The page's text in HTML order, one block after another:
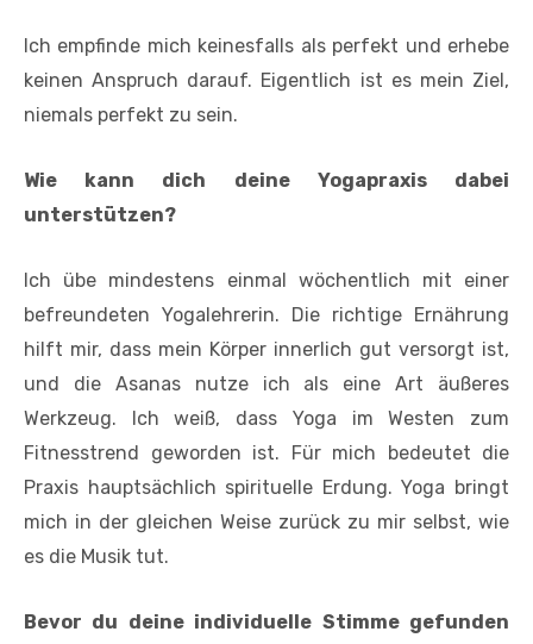
Ich empfinde mich keinesfalls als perfekt und erhebe
keinen Anspruch darauf. Eigentlich ist es mein Ziel,
niemals perfekt zu sein.
Wie kann dich deine Yogapraxis dabei
unterstützen?
Ich übe mindestens einmal wöchentlich mit einer
befreundeten Yogalehrerin. Die richtige Ernährung
hilft mir, dass mein Körper innerlich gut versorgt ist,
und die Asanas nutze ich als eine Art äußeres
Werkzeug. Ich weiß, dass Yoga im Westen zum
Fitnesstrend geworden ist. Für mich bedeutet die
Praxis hauptsächlich spirituelle Erdung. Yoga bringt
mich in der gleichen Weise zurück zu mir selbst, wie
es die Musik tut.
Bevor du deine individuelle Stimme gefunden